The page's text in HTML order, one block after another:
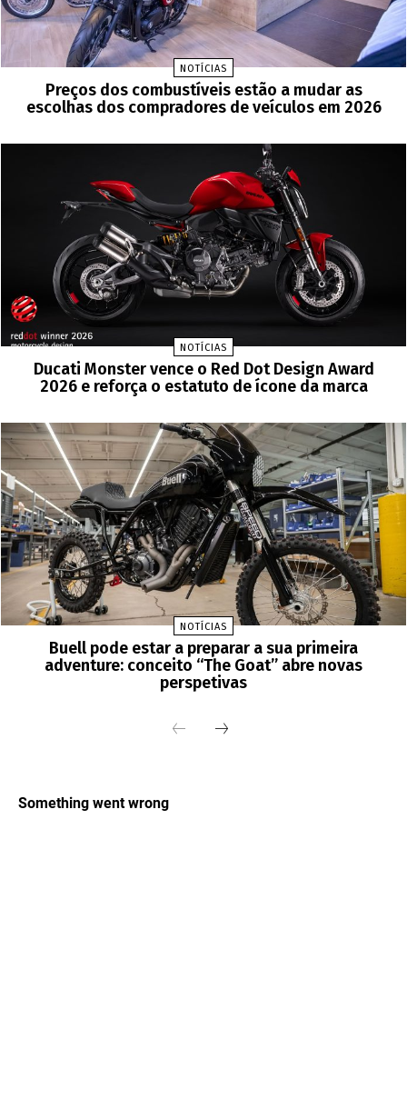
NOTÍCIAS
Preços dos combustíveis estão a mudar as
escolhas dos compradores de veículos em 2026
NOTÍCIAS
Ducati Monster vence o Red Dot Design Award
2026 e reforça o estatuto de ícone da marca
NOTÍCIAS
Buell pode estar a preparar a sua primeira
adventure: conceito “The Goat” abre novas
perspetivas